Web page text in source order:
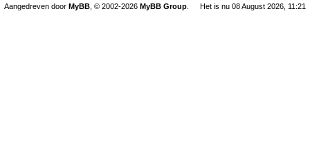
GemistDownloader*
Het is nu 08 August 2026, 11:21
Aangedreven door MyBB , © 2002-2026 MyBB Group